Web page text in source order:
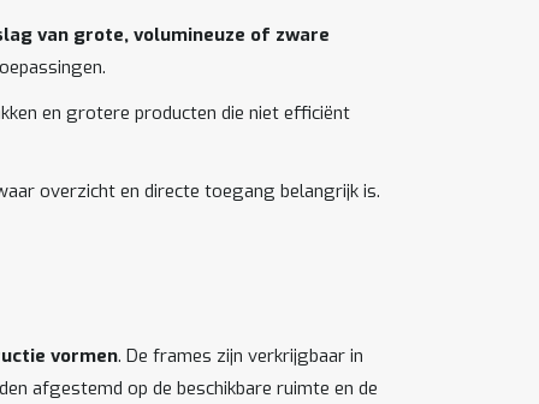
van grote, volumineuze of zware
en grotere producten die niet efficiënt
overzicht en directe toegang belangrijk is.
vormen. De frames zijn verkrijgbaar in
afgestemd op de beschikbare ruimte en de